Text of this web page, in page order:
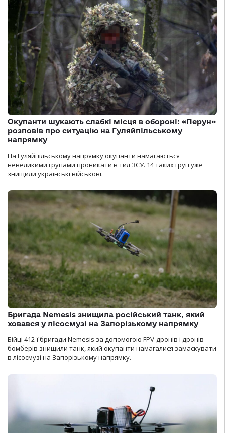
Окупанти шукають слабкі місця в обороні: «Перун»
розповів про ситуацію на Гуляйпільському
напрямку
На Гуляйпільському напрямку окупанти намагаються
невеликими групами проникати в тил ЗСУ. 14 таких груп уже
знищили українські військові.
Бригада Nemesis знищила російський танк, який
ховався у лісосмузі на Запорізькому напрямку
Бійці 412-ї бригади Nemesis за допомогою FPV-дронів і дронів-
бомберів знищили танк, який окупанти намагалися замаскувати
в лісосмузі на Запорізькому напрямку.